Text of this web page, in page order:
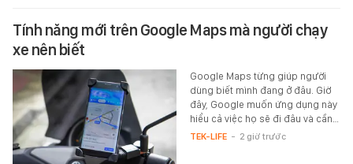
Tính năng mới trên Google Maps mà người chạy
xe nên biết
Google Maps từng giúp người
dùng biết mình đang ở đâu. Giờ
đây, Google muốn ứng dụng này
hiểu cả việc họ sẽ đi đâu và cần…
TEK-LIFE - 2 giờ trước